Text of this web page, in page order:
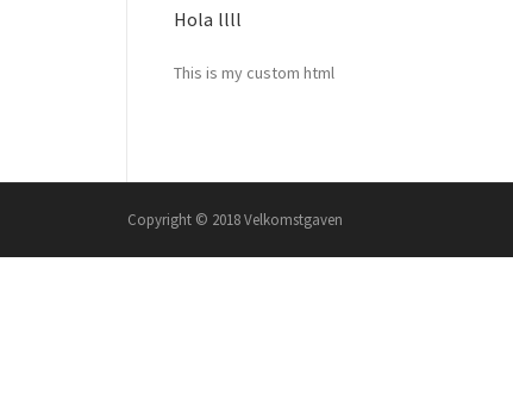
Hola llll
This is my custom html
Copyright © 2018 Velkomstgaven